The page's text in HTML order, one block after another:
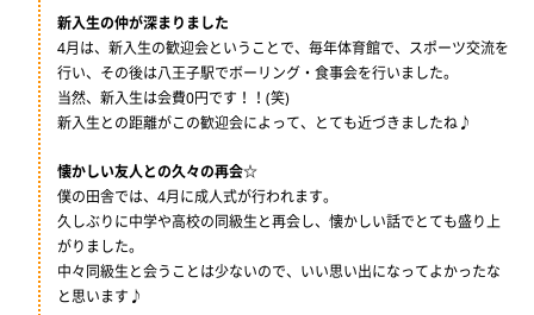
新入生の仲が深まりました
4月は、新入生の歓迎会ということで、毎年体育館で、スポーツ交流を
行い、その後は八王子駅でボーリング・食事会を行いました。
当然、新入生は会費0円です！！(笑)
新入生との距離がこの歓迎会によって、とても近づきましたね♪
懐かしい友人との久々の再会☆
僕の田舎では、4月に成人式が行われます。
久しぶりに中学や高校の同級生と再会し、懐かしい話でとても盛り上
がりました。
中々同級生と会うことは少ないので、いい思い出になってよかったな
と思います♪